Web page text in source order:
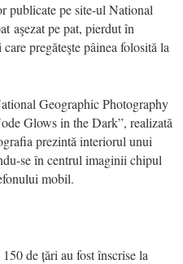
publicate pe site-ul National
aşezat pe pat, pierdut în
pregăteşte pâinea folosită la
Geographic Photography
Glows in the Dark”, realizată
prezintă interiorul unui
se în centrul imaginii chipul
mobil.
de țări au fost înscrise la